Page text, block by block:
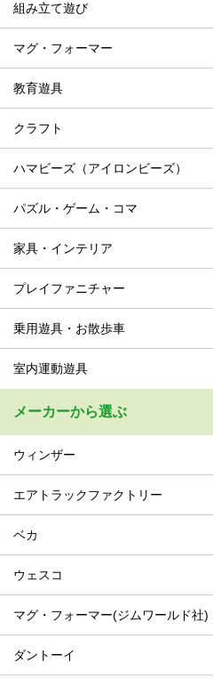
組み立て遊び
マグ・フォーマー
教育遊具
クラフト
ハマビーズ（アイロンビーズ）
パズル・ゲーム・コマ
家具・インテリア
プレイファニチャー
乗用遊具・お散歩車
室内運動遊具
メーカーから選ぶ
ウィンザー
エアトラックファクトリー
ベカ
ウェスコ
マグ・フォーマー(ジムワールド社)
ダントーイ